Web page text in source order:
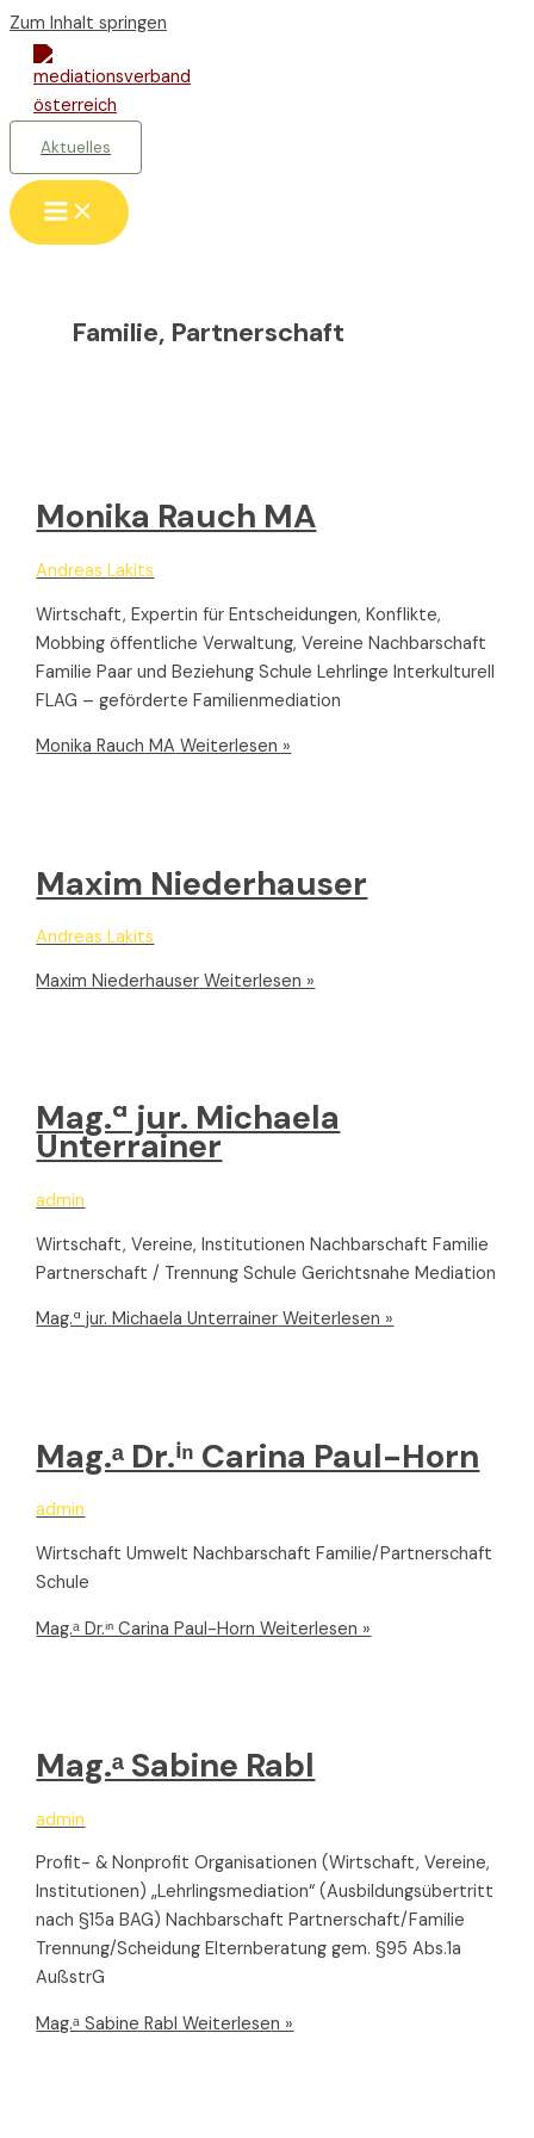
Zum Inhalt springen
Aktuelles
Familie, Partnerschaft
Monika Rauch MA
Andreas Lakits
Wirtschaft, Expertin für Entscheidungen, Konflikte,
Mobbing öffentliche Verwaltung, Vereine Nachbarschaft
Familie Paar und Beziehung Schule Lehrlinge Interkulturell
FLAG – geförderte Familienmediation
Monika Rauch MA Weiterlesen »
Maxim Niederhauser
Andreas Lakits
Maxim Niederhauser Weiterlesen »
Mag.ª jur. Michaela
Unterrainer
admin
Wirtschaft, Vereine, Institutionen Nachbarschaft Familie
Partnerschaft / Trennung Schule Gerichtsnahe Mediation
Mag.ª jur. Michaela Unterrainer Weiterlesen »
Mag.ᵃ Dr.ⁱⁿ Carina Paul-Horn
admin
Wirtschaft Umwelt Nachbarschaft Familie/Partnerschaft
Schule
Mag.ᵃ Dr.ⁱⁿ Carina Paul-Horn Weiterlesen »
Mag.ᵃ Sabine Rabl
admin
Profit- & Nonprofit Organisationen (Wirtschaft, Vereine,
Institutionen) „Lehrlingsmediation“ (Ausbildungsübertritt
nach §15a BAG) Nachbarschaft Partnerschaft/Familie
Trennung/Scheidung Elternberatung gem. §95 Abs.1a
AußstrG
Mag.ᵃ Sabine Rabl Weiterlesen »